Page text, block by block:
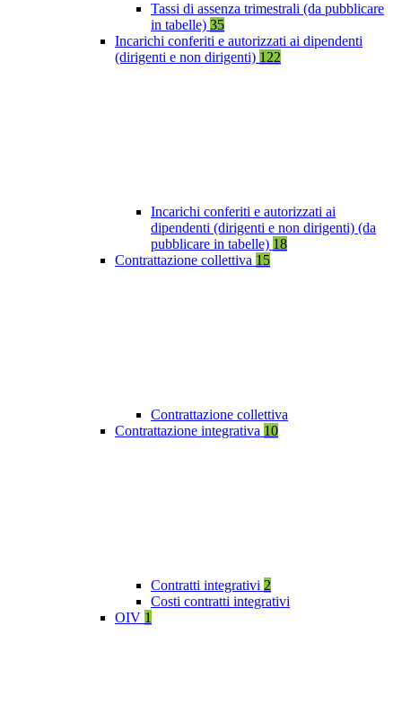
Tassi di assenza trimestrali (da pubblicare
in tabelle) 35
Incarichi conferiti e autorizzati ai dipendenti
(dirigenti e non dirigenti) 122
Incarichi conferiti e autorizzati ai
dipendenti (dirigenti e non dirigenti) (da
pubblicare in tabelle) 18
Contrattazione collettiva 15
Contrattazione collettiva
Contrattazione integrativa 10
Contratti integrativi 2
Costi contratti integrativi
OIV 1